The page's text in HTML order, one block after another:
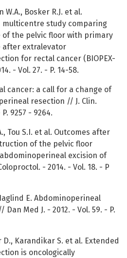
W.A., Bosker R.J. et al.
multicentre study comparing
of the pelvic floor with primary
after extralevator
for rectal cancer (BIOPEX-
- Vol. 27. - P. 14-58.
cancer: a call for a change of
resection // J. Clin.
9257 - 9264.
Tou S.I. et al. Outcomes after
of the pelvic floor
excision of
- 2014. - Vol. 18. - P
E. Abdominoperineal
Med J. - 2012. - Vol. 59. - P.
D., Karandikar S. et al. Extended
is oncologically